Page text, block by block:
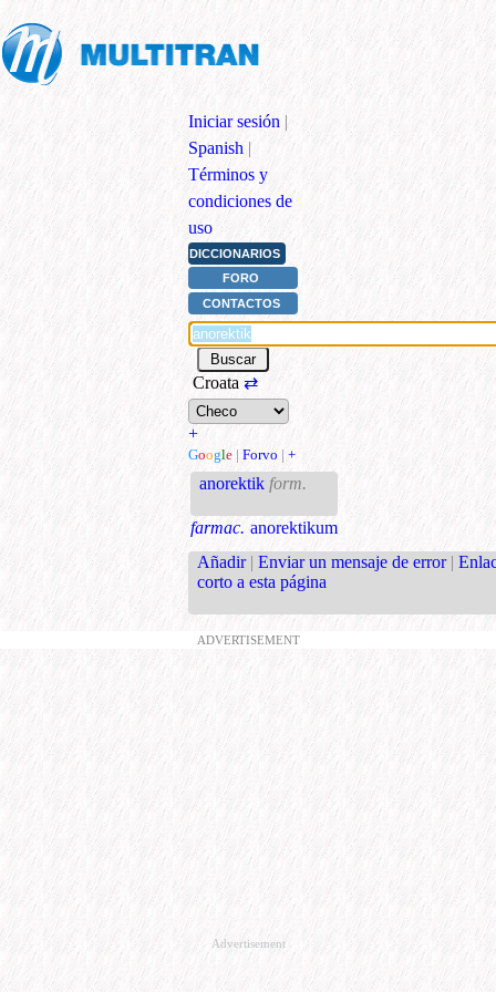
Iniciar sesión |
Spanish |
Términos y
condiciones de
uso
DICCIONARIOS
FORO
CONTACTOS
Croata ⇄
+
Google | Forvo | +
anorektik form.
farmac. anorektikum
Añadir | Enviar un mensaje de error |
corto a esta página
ADVERTISEMENT
Advertisement